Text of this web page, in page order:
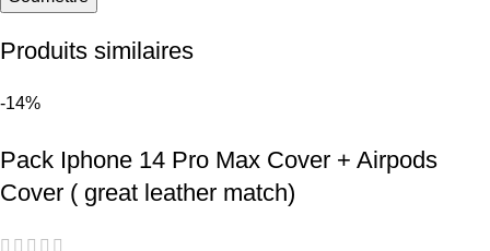
Produits similaires
-14%
Pack Iphone 14 Pro Max Cover + Airpods
Cover ( great leather match)